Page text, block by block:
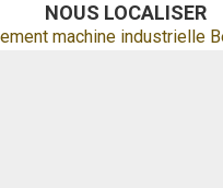
NOUS LOCALISER
machine industrielle